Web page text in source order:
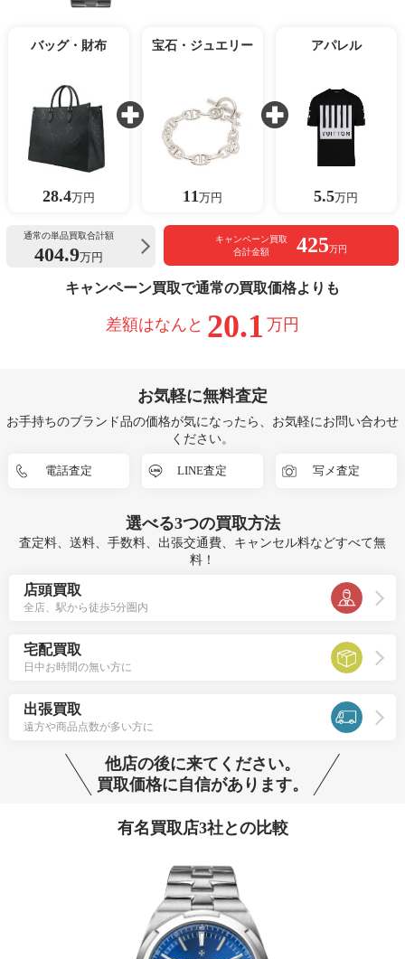
バッグ・財布
28.4万円
宝石・ジュエリー
11 万円
アパレル
5.5万円
通常の単品買取合計額
404.9万円
キャンペーン買取
合計金額
425万円
キャンペーン買取で通常の買取価格よりも
差額はなんと 20.1 万円
お気軽に無料査定
お手持ちのブランド品の価格が気になったら、お気軽にお問い合わせ
ください。
電話査定 LINE査定 写メ査定
選べる3つの買取方法
査定料、送料、手数料、出張交通費、キャンセル料などすべて無
料！
店頭買取
全店、駅から徒歩5分圏内
宅配買取
日中お時間の無い方に
出張買取
遠方や商品点数が多い方に
他店の後に来てください。
買取価格に自信があります。
有名買取店3社との比較